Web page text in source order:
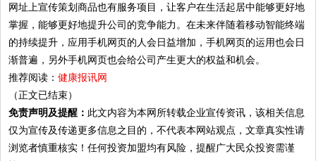
网址上宣传策划商品也有服务项目，让客户在生活起居中能够更好地
掌握，能够更好地提升公司的竞争能力。在未来伴随着移动智能终端
的持续提升，应用手机网页的人会日益增加，手机网页的运用也会日
渐普遍，另外手机网页也会给公司产生更大的权益和机会。
推荐阅读：健康报讯网
（正文已结束）
免责声明及提醒： 此文内容为本网所转载企业宣传资讯，该相关信息
仅为宣传及传递更多信息之目的，不代表本网站观点，文章真实性请
浏览者慎重核实！任何投资加盟均有风险，提醒广大民众投资需谨